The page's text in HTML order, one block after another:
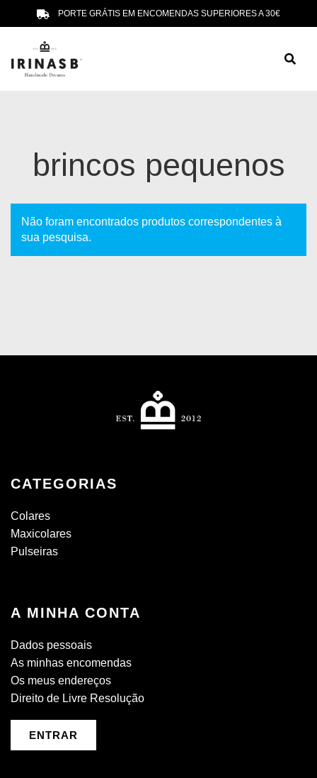
PORTE GRÁTIS EM ENCOMENDAS SUPERIORES A 30€
brincos pequenos
Não foram encontrados produtos correspondentes à
sua pesquisa.
CATEGORIAS
Colares
Maxicolares
Pulseiras
A MINHA CONTA
Dados pessoais
As minhas encomendas
Os meus endereços
Direito de Livre Resolução
ENTRAR